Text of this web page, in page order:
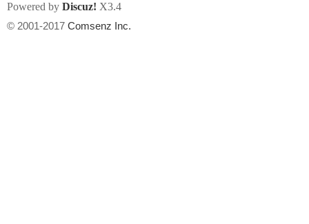
州
上传附件
Powered by Discuz! X3.4
© 2001-2017 Comsenz Inc.